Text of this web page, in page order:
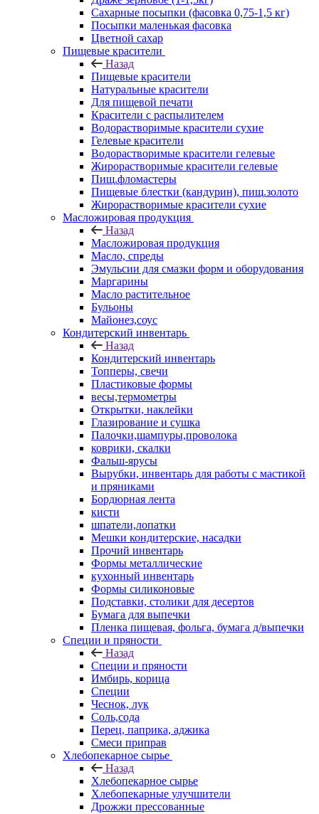
Сахарные посыпки (фасовка 0,75-1,5 кг)
Посыпки маленькая фасовка
Цветной сахар
Пищевые красители
Назад
Пищевые красители
Натуральные красители
Для пищевой печати
Красители с распылителем
Водорастворимые красители сухие
Гелевые красители
Водорастворимые красители гелевые
Жирорастворимые красители гелевые
Пищ.фломастеры
Пищевые блестки (кандурин), пищ.золото
Жирорастворимые красители сухие
Масложировая продукция
Назад
Масложировая продукция
Масло, спреды
Эмульсии для смазки форм и оборудования
Маргарины
Масло растительное
Бульоны
Майонез,соус
Кондитерский инвентарь
Назад
Кондитерский инвентарь
Топперы, свечи
Пластиковые формы
весы,термометры
Открытки, наклейки
Глазирование и сушка
Палочки,шампуры,проволока
коврики, скалки
Фальш-ярусы
Вырубки, инвентарь для работы с мастикой
и пряниками
Бордюрная лента
кисти
шпатели,лопатки
Мешки кондитерские, насадки
Прочий инвентарь
Формы металлические
кухонный инвентарь
Формы силиконовые
Подставки, столики для десертов
Бумага для выпечки
Пленка пищевая, фольга, бумага д/выпечки
Специи и пряности
Назад
Специи и пряности
Имбирь, корица
Специи
Чеснок, лук
Соль,сода
Перец, паприка, аджика
Смеси приправ
Хлебопекарное сырье
Назад
Хлебопекарное сырье
Хлебопекарные улучшители
Дрожжи прессованные